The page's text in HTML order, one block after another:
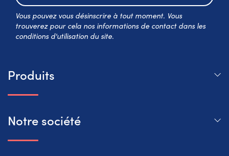
Vous pouvez vous désinscrire à tout moment. Vous
trouverez pour cela nos informations de contact dans les
conditions d'utilisation du site.
Produits
Notre société